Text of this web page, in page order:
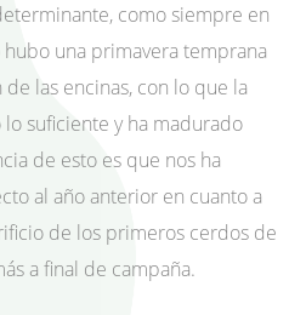
como siempre en
una primavera temprana
las encinas, con lo que la
suficiente y ha madurado
de esto es que nos ha
al año anterior en cuanto a
de los primeros cerdos de
a final de campaña.